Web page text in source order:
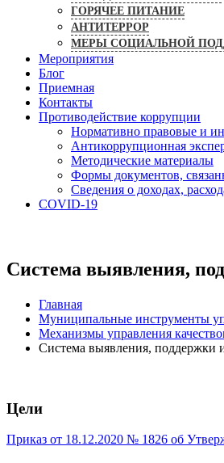
ГОРЯЧЕЕ ПИТАНИЕ
АНТИТЕРРОР
МЕРЫ СОЦИАЛЬНОЙ
Мероприятия
Блог
Приемная
Контакты
Противодействие коррупции
Нормативно правовые и
Антикоррупционная
Методические материалы
Формы документов,
Сведения о доходах,
COVID-19
Система выявления,
Главная
Муниципальные инструменты
Механизмы управления
Система выявления, поддержки
Цели
Приказ от 18.12.2020 № 1826 об